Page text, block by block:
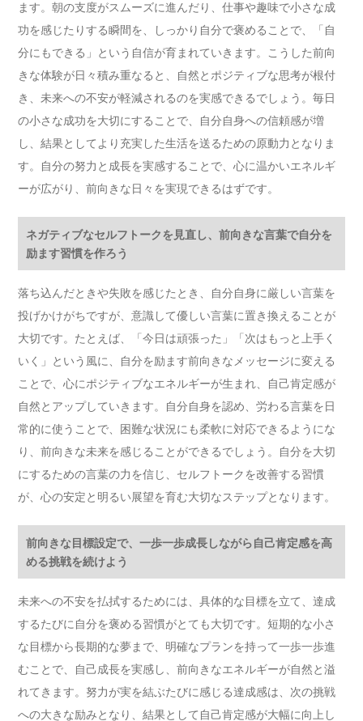
ます。朝の支度がスムーズに進んだり、仕事や趣味で小さな成
功を感じたりする瞬間を、しっかり自分で褒めることで、「自
分にもできる」という自信が育まれていきます。こうした前向
きな体験が日々積み重なると、自然とポジティブな思考が根付
き、未来への不安が軽減されるのを実感できるでしょう。毎日
の小さな成功を大切にすることで、自分自身への信頼感が増
し、結果としてより充実した生活を送るための原動力となりま
す。自分の努力と成長を実感することで、心に温かいエネルギ
ーが広がり、前向きな日々を実現できるはずです。
ネガティブなセルフトークを見直し、前向きな言葉で自分を
励ます習慣を作ろう
落ち込んだときや失敗を感じたとき、自分自身に厳しい言葉を
投げかけがちですが、意識して優しい言葉に置き換えることが
大切です。たとえば、「今日は頑張った」「次はもっと上手く
いく」という風に、自分を励ます前向きなメッセージに変える
ことで、心にポジティブなエネルギーが生まれ、自己肯定感が
自然とアップしていきます。自分自身を認め、労わる言葉を日
常的に使うことで、困難な状況にも柔軟に対応できるようにな
り、前向きな未来を感じることができるでしょう。自分を大切
にするための言葉の力を信じ、セルフトークを改善する習慣
が、心の安定と明るい展望を育む大切なステップとなります。
前向きな目標設定で、一歩一歩成長しながら自己肯定感を高
める挑戦を続けよう
未来への不安を払拭するためには、具体的な目標を立て、達成
するたびに自分を褒める習慣がとても大切です。短期的な小さ
な目標から長期的な夢まで、明確なプランを持って一歩一歩進
むことで、自己成長を実感し、前向きなエネルギーが自然と溢
れてきます。努力が実を結ぶたびに感じる達成感は、次の挑戦
への大きな励みとなり、結果として自己肯定感が大幅に向上し